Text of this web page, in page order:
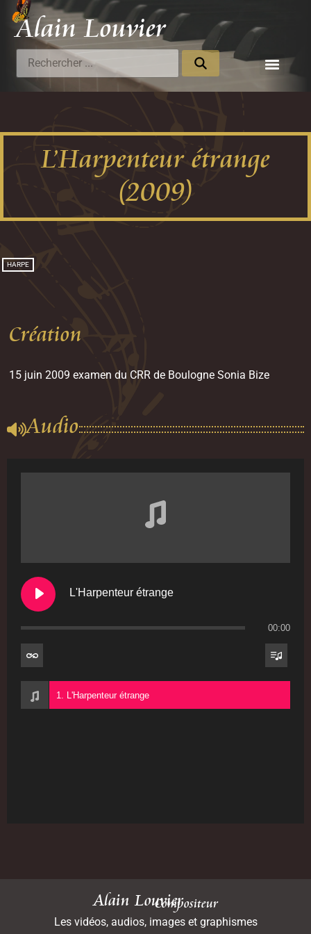
Alain LouvierCompositeur
L’Harpenteur étrange
(2009)
HARPE
Création
15 juin 2009 examen du CRR de Boulogne Sonia Bize
Audio
L'Harpenteur étrange
00:00
1. L'Harpenteur étrange
Alain LouvierCompositeur
Les vidéos, audios, images et graphismes